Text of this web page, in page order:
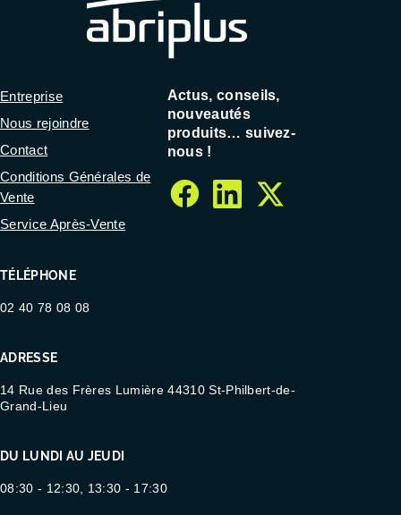
TÉLÉPHONE
02 40 78 08 08
ADRESSE
14 Rue des Frères Lumière 44310 St-Philbert-de-
Grand-Lieu
DU LUNDI AU JEUDI
08:30 - 12:30, 13:30 - 17:30
Entreprise
Nous rejoindre
Contact
Conditions Générales de
Vente
Service Après-Vente
Actus, conseils,
nouveautés
produits… suivez-
nous !
facebook
linkedin
twitter